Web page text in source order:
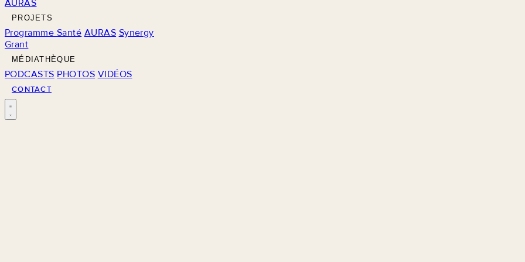
AURAS
PROJETS
Programme Santé AURAS Synergy
Grant
MÉDIATHÈQUE
PODCASTS PHOTOS VIDÉOS
CONTACT